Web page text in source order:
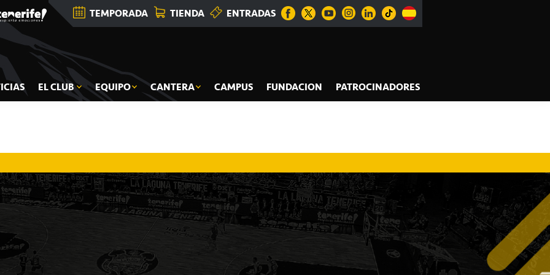
TEMPORADA TIENDA ENTRADAS
EL CLUB EQUIPO CANTERA CAMPUS FUNDACION
PATROCINADORES